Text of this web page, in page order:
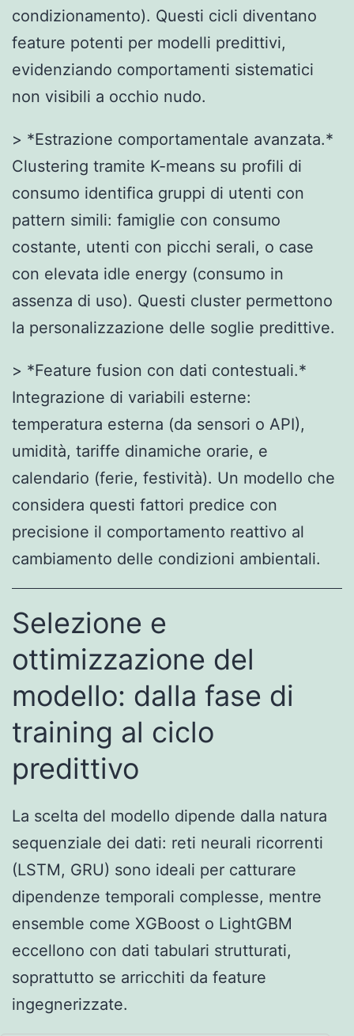
condizionamento). Questi cicli diventano
feature potenti per modelli predittivi,
evidenziando comportamenti sistematici
non visibili a occhio nudo.
> *Estrazione comportamentale avanzata.*
Clustering tramite K-means su profili di
consumo identifica gruppi di utenti con
pattern simili: famiglie con consumo
costante, utenti con picchi serali, o case
con elevata idle energy (consumo in
assenza di uso). Questi cluster permettono
la personalizzazione delle soglie predittive.
> *Feature fusion con dati contestuali.*
Integrazione di variabili esterne:
temperatura esterna (da sensori o API),
umidità, tariffe dinamiche orarie, e
calendario (ferie, festività). Un modello che
considera questi fattori predice con
precisione il comportamento reattivo al
cambiamento delle condizioni ambientali.
Selezione e
ottimizzazione del
modello: dalla fase di
training al ciclo
predittivo
La scelta del modello dipende dalla natura
sequenziale dei dati: reti neurali ricorrenti
(LSTM, GRU) sono ideali per catturare
dipendenze temporali complesse, mentre
ensemble come XGBoost o LightGBM
eccellono con dati tabulari strutturati,
soprattutto se arricchiti da feature
ingegnerizzate.